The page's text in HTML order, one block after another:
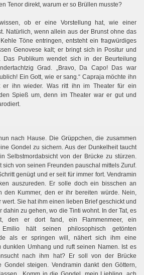
Tenor direkt, warum er so Brüllen musste?
ob er eine Vorstellung hat, wie einer
Natürlich, wenn allein aus der Brunst ohne das
Töne entringen, entsteht ein fragwürdiges
Genovese kalt; er bringt sich in Positur und
Das Publikum wendet sich in der Beurteilung
Grad. „Bravo, Da Capo! Das war
Ein Gott, wie er sang.“ Capraja möchte ihn
er ihn wieder. Was ritt ihn im Theater für ein
Spieß um, denn im Theater war er gut und
nach Hause. Die Grüppchen, die zusammen
Gondel zu sichern. Aus der Dunkelheit taucht
Selbstmordabsicht von der Brücke zu stürzen.
sich von seinen Freunden pauschal mittels Zuruf.
genügt und er seit für immer fort. Vendramin
auszureden. Er solle doch ein bisschen an
den Kummer, den er ihr bereiten würde. Nein,
Sie hat ihm einen lieben Brief geschickt und
dahin zu gehen, wo die Tinti wohnt. In der Tat, es
den er dort fand, ein Flammenmeer, ein
hält seinen philosophisch getönten
als er springen will, nähert sich ihm eine
dunklen Umhang und ruft seinen Namen. Ist es
nach ihm hat? Er soll von der Brücke
steigen. Vendramin dankt den Göttern,